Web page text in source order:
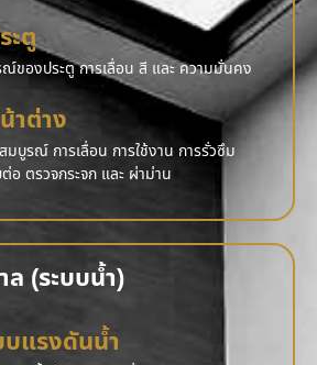
ะตู
ของประตู การเลื่อน สี และ ความมั่นคง
าต่าง
มบูรณ์ การเลื่อน การใช้งาน การรั่วซึม
อ ตรวจกระจก และ ผ่าม่าน
(ระบบน้ำ)
บแรงดันน้ำ